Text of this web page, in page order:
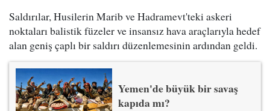
Saldırılar, Husilerin Marib ve Hadramevt'teki askeri
noktaları balistik füzeler ve insansız hava araçlarıyla hedef
alan geniş çaplı bir saldırı düzenlemesinin ardından geldi.
Yemen'de büyük bir savaş
kapıda mı?